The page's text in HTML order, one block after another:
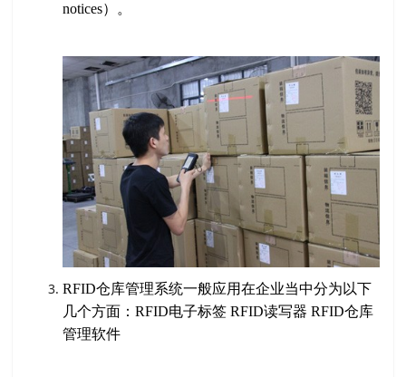
notices）。
RFID仓库管理系统一般应用在企业当中分为以下
几个方面：RFID电子标签 RFID读写器 RFID仓库
管理软件